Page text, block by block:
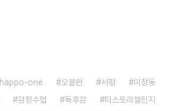
happo-one 오블완 서평
이창동
감정수업 독후감
티스토리챌린지